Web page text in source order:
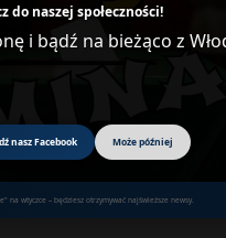
do naszej społeczności!
i bądź na bieżąco z
nasz Facebook Może później
na wtyczce – będziesz otrzymywać najświeższe newsy.